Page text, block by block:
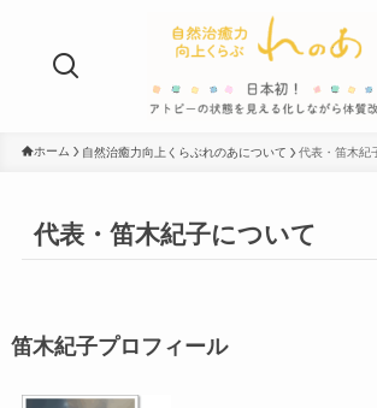
ホーム 自然治癒力向上くらぶれのあについて 代表・笛木紀
代表・笛木紀子について
笛木紀子プロフィール